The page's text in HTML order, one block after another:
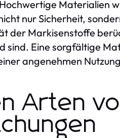
Materialien
nur Sicherheit,
der Markisenstoffe
sind. Eine sorgfältige
angenehmen
Arten